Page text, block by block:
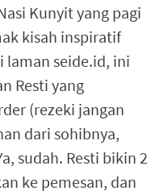
Kunyit yang pagi
kisah inspiratif
laman seide.id, ini
Resti yang
(rezeki jangan
dari sohibnya,
sudah. Resti bikin 2
ke pemesan, dan